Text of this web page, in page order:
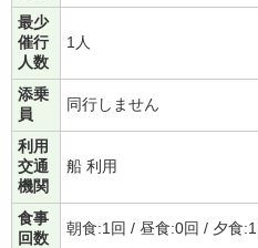
最少
催行
人数
1人
添乗
員
同行しません
利用
交通
機関
船 利用
食事
回数
朝食:1回 / 昼食:0回 / 夕食:1